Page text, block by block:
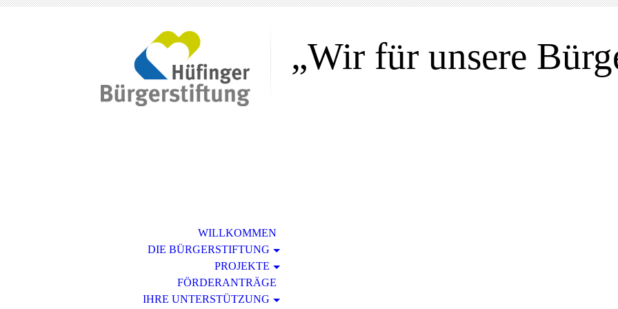
„Wir für unsere
WILLKOMMEN
DIE BÜRGERSTIFTUNG
PROJEKTE
FÖRDERANTRÄGE
IHRE UNTERSTÜTZUNG